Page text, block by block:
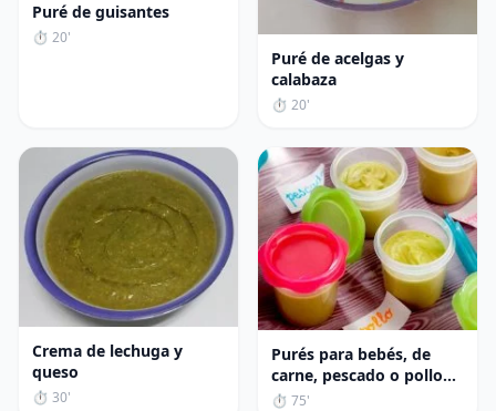
Puré de guisantes
⏱ 20'
Puré de acelgas y
calabaza
⏱ 20'
Crema de lechuga y
queso
⏱ 30'
Purés para bebés, de
carne, pescado o pollo
en Thermomix
⏱ 75'